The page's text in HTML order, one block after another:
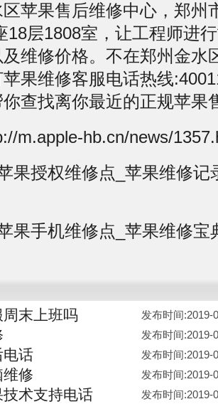
苹果售后维修中心，郑州
18层1808室，让工程师进
维修价格。不在郑州金水
果维修客服电话热线
查找离你最近的正规苹果
m.apple-hb.cn/news/
果授权维修点_苹果维修记
果手机维修点_苹果维修宝
末上班吗 发布时间:2019-
发布时间:2019-
电话 发布时间:2019-
修 发布时间:2019-
术支持电话 发布时间:2019-